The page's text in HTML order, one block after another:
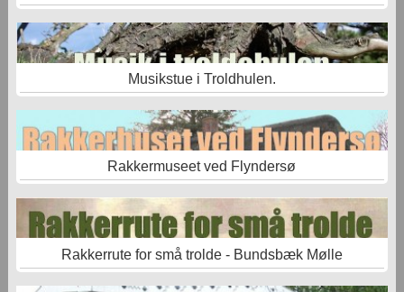
Musikstue i Troldhulen.
Rakkermuseet ved Flyndersø
Rakkerrute for små trolde - Bundsbæk Mølle